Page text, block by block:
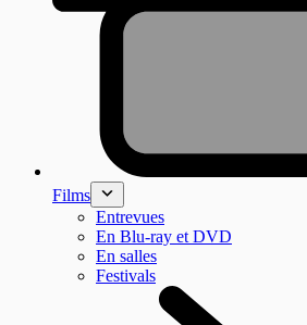
Films
Entrevues
En Blu-ray et DVD
En salles
Festivals